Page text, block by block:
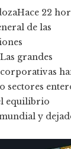
Hace 22
de las
grandes
sectores
equilibrio
y